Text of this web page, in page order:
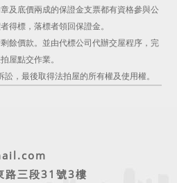
及底價兩成的保證金支票都有資格參與公
得標，落標者領回保證金。
餘價款。並由代標公司代辦交屋程序，完
屋點交作業。
，最後取得法拍屋的所有權及使用權。
路三段31號3樓